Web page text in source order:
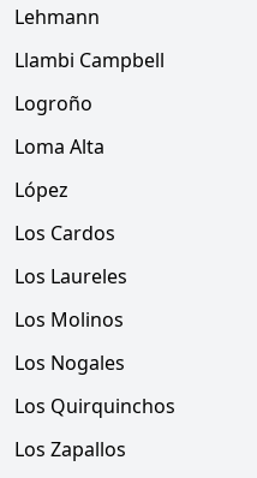
Lehmann
Llambi Campbell
Logroño
Loma Alta
López
Los Cardos
Los Laureles
Los Molinos
Los Nogales
Los Quirquinchos
Los Zapallos